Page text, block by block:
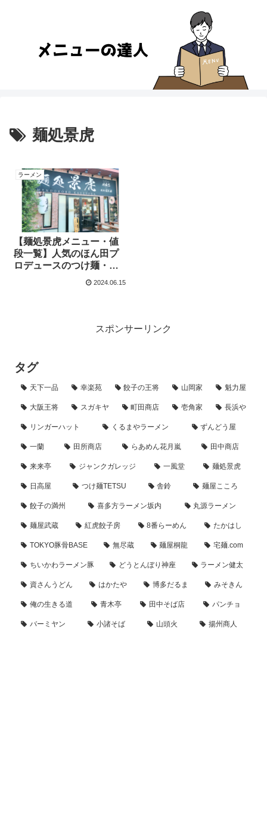
麺処景虎
ラーメン
【麺処景虎メニュー・値
段一覧】人気のほん田プ
ロデュースのつけ麺・ラ
ーメンが絶品すぎておす
2024.06.15
スポンサーリンク
タグ
天下一品 幸楽苑 餃子の王将 山岡家 魁力屋
大阪王将 スガキヤ 町田商店 壱角家 長浜や
リンガーハット くるまやラーメン ずんどう屋
一蘭 田所商店 らあめん花月嵐 田中商店
来来亭 ジャンクガレッジ 一風堂 麺処景虎
日高屋 つけ麺TETSU 舎鈴 麺屋こころ
餃子の満州 喜多方ラーメン坂内 丸源ラーメン
麺屋武蔵 紅虎餃子房 8番らーめん たかはし
TOKYO豚骨BASE 無尽蔵 麺屋桐龍 宅麺.com
ちいかわラーメン豚 どうとんぼり神座 ラーメン健太
資さんうどん はかたや 博多だるま みそきん
俺の生きる道 青木亭 田中そば店 パンチョ
バーミヤン 小諸そば 山頭火 揚州商人